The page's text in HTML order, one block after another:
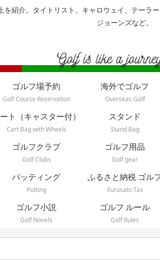
紹介。タイトリスト、キャロウェイ、テーラ
ジョーンズなど。
ゴルフ場予約
Golf Course Reservation
海外でゴルフ
Overseas Golf
ト（キャスター付）
Cart Bag with Wheels
スタンド
Stand Bag
ゴルフクラブ
Golf Clubs
ゴルフ用品
Golf gear
パッティング
Putting
ふるさと納税 ゴル
Furusato Tax
ゴルフ小説
Golf Novels
ゴルフ ルール
Golf Rules